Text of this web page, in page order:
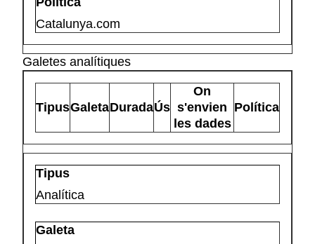
Catalunya.com
Galetes analítiques
TipusGaletaDuradaÚs
On
s'envien
les dades
Política
Analítica